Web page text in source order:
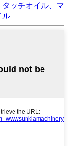
ッチオイル、マ
ル